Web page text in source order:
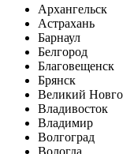
Архангельск
Астрахань
Барнаул
Белгород
Благовещенск
Брянск
Великий
Владивосток
Владимир
Волгоград
Вологда